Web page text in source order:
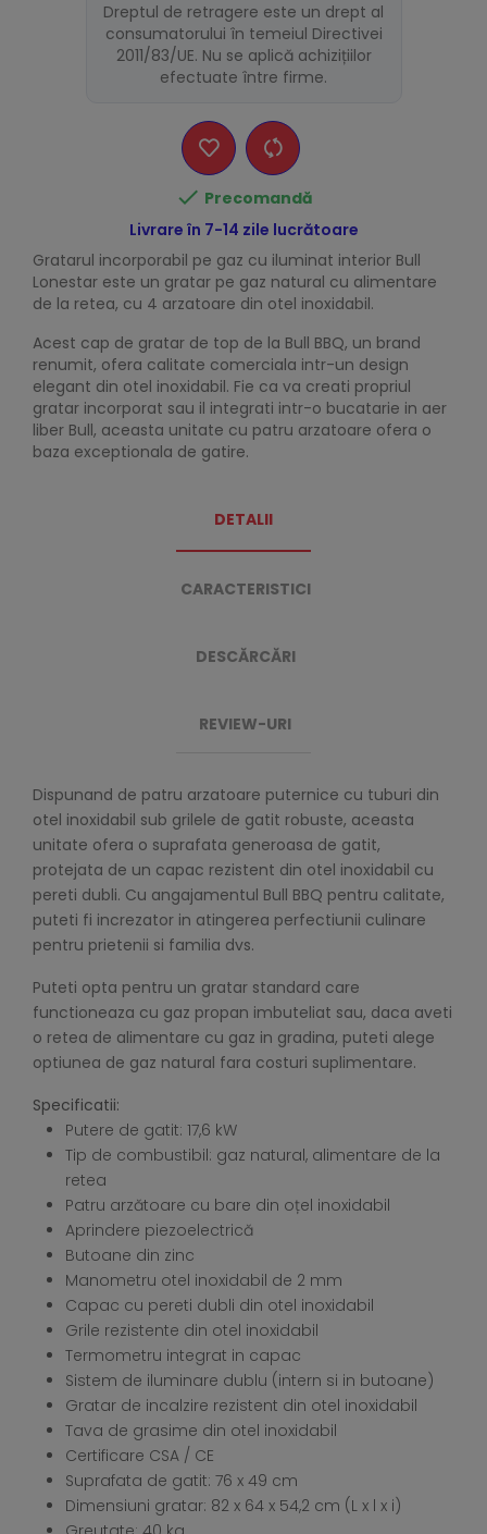
Dreptul de retragere este un drept al
consumatorului în temeiul Directivei
2011/83/UE. Nu se aplică achizițiilor
efectuate între firme.
 Precomandă
Livrare în 7-14 zile lucrătoare
Gratarul incorporabil pe gaz cu iluminat interior Bull
Lonestar este un gratar pe gaz natural cu alimentare
de la retea, cu 4 arzatoare din otel inoxidabil.
Acest cap de gratar de top de la Bull BBQ, un brand
renumit, ofera calitate comerciala intr-un design
elegant din otel inoxidabil. Fie ca va creati propriul
gratar incorporat sau il integrati intr-o bucatarie in aer
liber Bull, aceasta unitate cu patru arzatoare ofera o
baza exceptionala de gatire.
DETALII
CARACTERISTICI
DESCĂRCĂRI
REVIEW-URI
Dispunand de patru arzatoare puternice cu tuburi din
otel inoxidabil sub grilele de gatit robuste, aceasta
unitate ofera o suprafata generoasa de gatit,
protejata de un capac rezistent din otel inoxidabil cu
pereti dubli. Cu angajamentul Bull BBQ pentru calitate,
puteti fi increzator in atingerea perfectiunii culinare
pentru prietenii si familia dvs.
Puteti opta pentru un gratar standard care
functioneaza cu gaz propan imbuteliat sau, daca aveti
o retea de alimentare cu gaz in gradina, puteti alege
optiunea de gaz natural fara costuri suplimentare.
Specificatii:
Putere de gatit: 17,6 kW
Tip de combustibil: gaz natural, alimentare de la
retea
Patru arzătoare cu bare din oțel inoxidabil
Aprindere piezoelectrică
Butoane din zinc
Manometru otel inoxidabil de 2 mm
Capac cu pereti dubli din otel inoxidabil
Grile rezistente din otel inoxidabil
Termometru integrat in capac
Sistem de iluminare dublu (intern si in butoane)
Gratar de incalzire rezistent din otel inoxidabil
Tava de grasime din otel inoxidabil
Certificare CSA / CE
Suprafata de gatit: 76 x 49 cm
Dimensiuni gratar: 82 x 64 x 54,2 cm (L x l x i)